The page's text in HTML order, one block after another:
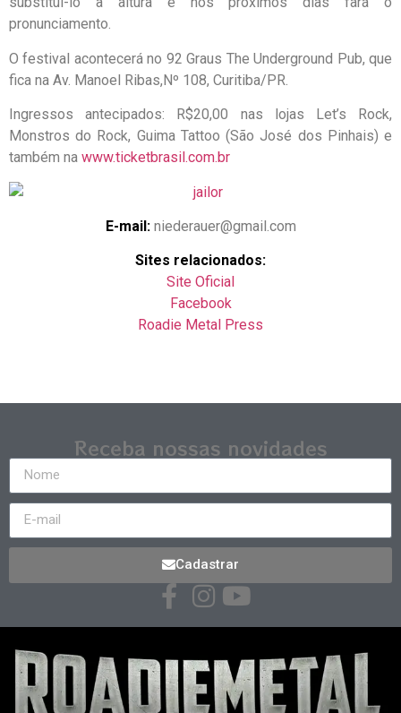
pronunciamento.
O festival acontecerá no 92 Graus The Underground Pub, que
fica na Av. Manoel Ribas,Nº 108, Curitiba/PR.
Ingressos antecipados: R$20,00 nas lojas Let’s Rock,
Monstros do Rock, Guima Tattoo (São José dos Pinhais) e
também na www.ticketbrasil.com.br
E-mail:niederauer@gmail.com
Sites relacionados:
Site Oficial
Facebook
Roadie Metal Press
Receba nossas novidades
Cadastrar